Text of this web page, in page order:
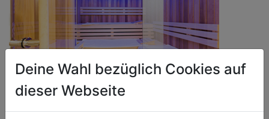
LED SAUNABELEUCHTUNG: ENTSPANNUNG FÜR KÖRPER UND SEELE
Die Sauna ist der perfekte Ort um den Alltagsstress auszublenden
dabei eine wichtige Rolle, denn durch die verschiedenen
Deine Wahl bezüglich Cookies auf
dieser Webseite